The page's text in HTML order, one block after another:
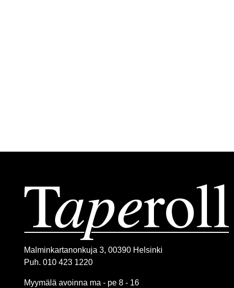
Malminkartanonkuja 3, 00390 Helsinki
Puh. 010 423 1220
Myymälä avoinna ma - pe 8 - 16